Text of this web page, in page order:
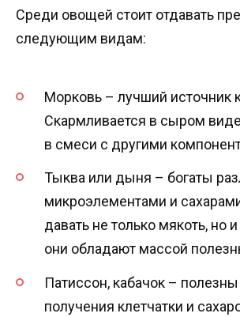
Среди овощей стоит отдавать
следующим видам:
Морковь – лучший источник
Скармливается в сыром
в смеси с другими
Тыква или дыня – богаты
микроэлементами и
давать не только мякоть, но
они обладают массой
Патиссон, кабачок –
получения клетчатки и